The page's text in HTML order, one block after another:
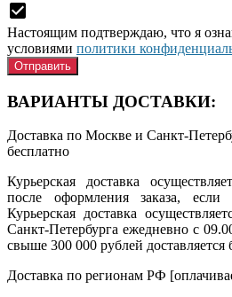
Настоящим подтверждаю, что я
условиями политики
ВАРИАНТЫ ДОСТАВКИ:
Доставка по Москве и Санкт-
бесплатно
Курьерская доставка
после оформления заказа,
Курьерская доставка
Санкт-Петербурга ежедневно с
свыше 300 000 рублей доставляется
Доставка по регионам РФ